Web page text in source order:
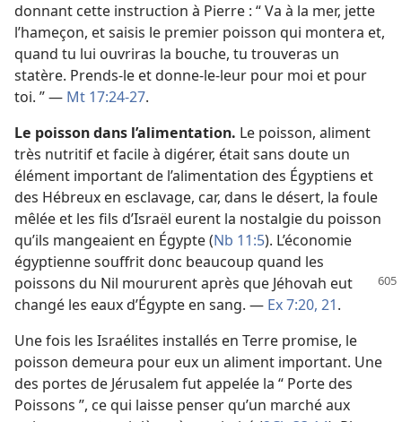
donnant cette instruction à Pierre : “ Va à la mer, jette
l’hameçon, et saisis le premier poisson qui montera et,
quand tu lui ouvriras la bouche, tu trouveras un
statère. Prends-le et donne-le-leur pour moi et pour
toi. ” — Mt 17:24-27.
Le poisson dans l’alimentation. Le poisson, aliment
très nutritif et facile à digérer, était sans doute un
élément important de l’alimentation des Égyptiens et
des Hébreux en esclavage, car, dans le désert, la foule
mêlée et les fils d’Israël eurent la nostalgie du poisson
qu’ils mangeaient en Égypte (Nb 11:5). L’économie
égyptienne souffrit donc beaucoup quand les
poissons du Nil moururentaprès que Jéhovah eut
changé les eaux d’Égypte en sang. — Ex 7:20, 21.
Une fois les Israélites installés en Terre promise, le
poisson demeura pour eux un aliment important. Une
des portes de Jérusalem fut appelée la “ Porte des
Poissons ”, ce qui laisse penser qu’un marché aux